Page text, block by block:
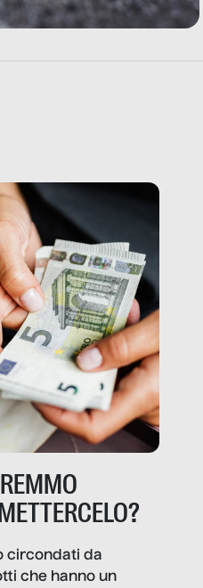
circondati da
che hanno un